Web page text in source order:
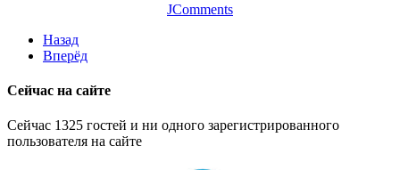
JComments
Назад
Вперёд
Сейчас на сайте
Сейчас 1325 гостей и ни одного зарегистрированного
пользователя на сайте